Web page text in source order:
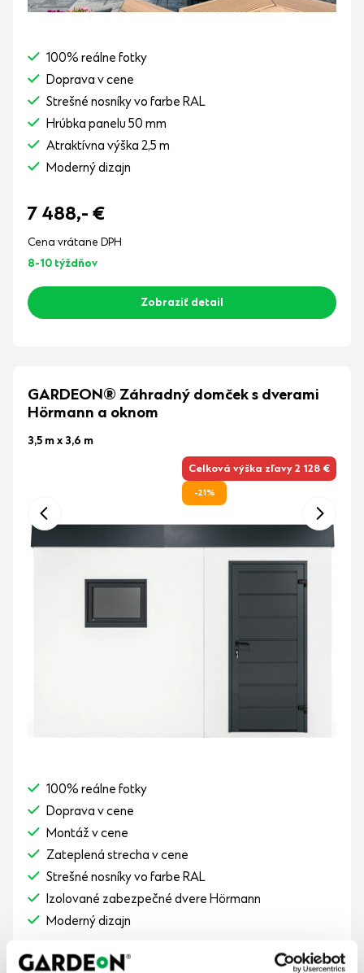
100% reálne fotky
Doprava v cene
Strešné nosníky vo farbe RAL
Hrúbka panelu 50 mm
Atraktívna výška 2,5 m
Moderný dizajn
7 488,- €
Cena vrátane DPH
8-10 týždňov
Zobraziť detail
GARDEON® Záhradný domček s dverami
Hörmann a oknom
3,5 m x 3,6 m
Celková výška zľavy 2 128 €
-21%
100% reálne fotky
Doprava v cene
Montáž v cene
Zateplená strecha v cene
Strešné nosníky vo farbe RAL
Izolované zabezpečné dvere Hörmann
Moderný dizajn